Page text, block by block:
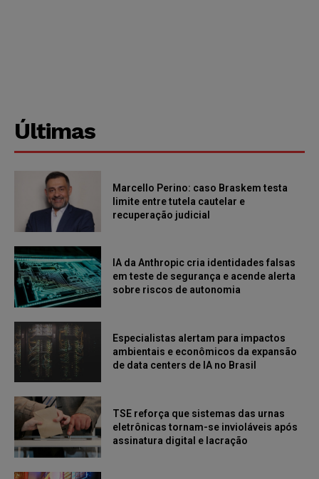
Últimas
Marcello Perino: caso Braskem testa
limite entre tutela cautelar e
recuperação judicial
IA da Anthropic cria identidades falsas
em teste de segurança e acende alerta
sobre riscos de autonomia
Especialistas alertam para impactos
ambientais e econômicos da expansão
de data centers de IA no Brasil
TSE reforça que sistemas das urnas
eletrônicas tornam-se invioláveis após
assinatura digital e lacração